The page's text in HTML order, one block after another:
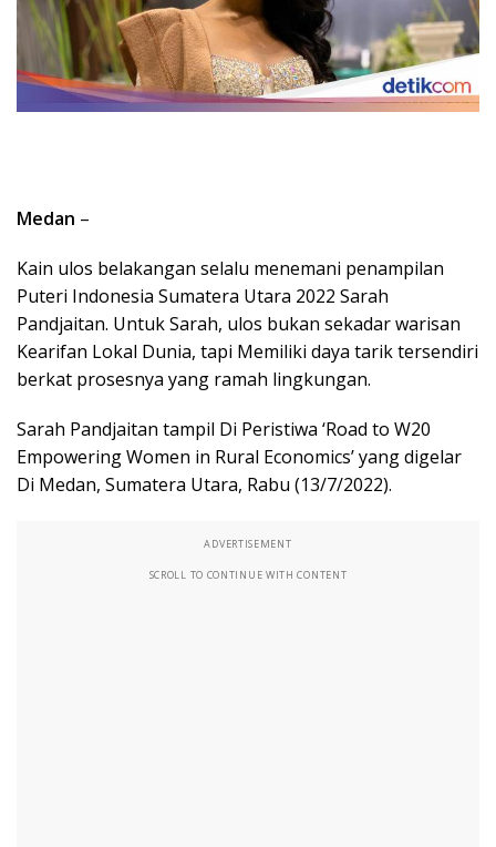
Medan –
Kain ulos belakangan selalu menemani penampilan
Puteri Indonesia Sumatera Utara 2022 Sarah
Pandjaitan. Untuk Sarah, ulos bukan sekadar warisan
Kearifan Lokal Dunia, tapi Memiliki daya tarik tersendiri
berkat prosesnya yang ramah lingkungan.
Sarah Pandjaitan tampil Di Peristiwa ‘Road to W20
Empowering Women in Rural Economics’ yang digelar
Di Medan, Sumatera Utara, Rabu (13/7/2022).
ADVERTISEMENT
SCROLL TO CONTINUE WITH CONTENT